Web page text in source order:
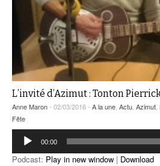
L’invité d’Azimut : Tonton
Anne Maron- 02/03/2016 - A la une, Actu, Azimut,
Fête
Lecteur
audio
00:00
Podcast: Play in new window | Download